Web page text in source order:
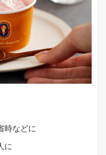
時などに
に